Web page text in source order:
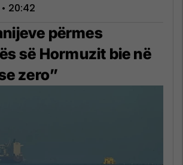
20:42
përmes
së Hormuzit bie në
zero”